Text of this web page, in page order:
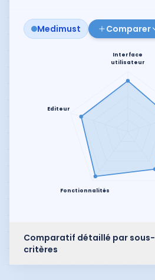
Medimust Comparer
Interface
utilisateur
Fonctionnalités
Editeur
Comparatif détaillé par sous-
critères